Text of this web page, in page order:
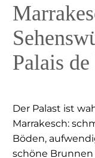
Palais
Der Palast ist
Marrakesch:
Böden,
schöne